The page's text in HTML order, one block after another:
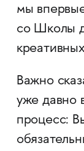
мы
со Школы
Важно
уже давно
процесс: